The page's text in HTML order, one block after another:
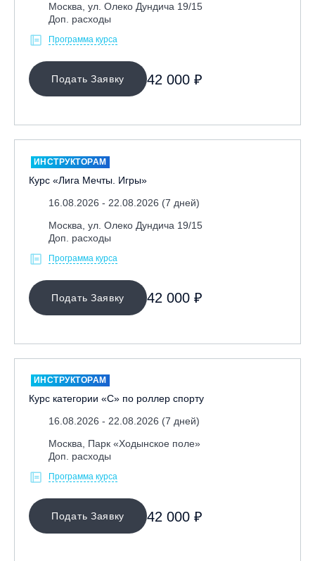
Москва, ул. Олеко Дундича 19/15
Доп. расходы
Программа курса
Подать Заявку 42 000 ₽
ИНСТРУКТОРАМ
Курс «Лига Мечты. Игры»
16.08.2026 - 22.08.2026 (7 дней)
Москва, ул. Олеко Дундича 19/15
Доп. расходы
Программа курса
Подать Заявку 42 000 ₽
ИНСТРУКТОРАМ
Курс категории «С» по роллер спорту
16.08.2026 - 22.08.2026 (7 дней)
Москва, Парк «Ходынское поле»
Доп. расходы
Программа курса
Подать Заявку 42 000 ₽